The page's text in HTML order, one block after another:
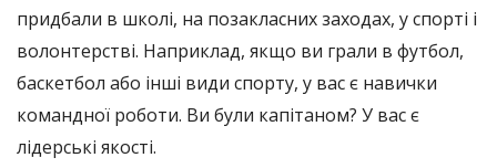
придбали в школі, на позакласних заходах, у спорті і
волонтерстві. Наприклад, якщо ви грали в футбол,
баскетбол або інші види спорту, у вас є навички
командної роботи. Ви були капітаном? У вас є
лідерські якості.